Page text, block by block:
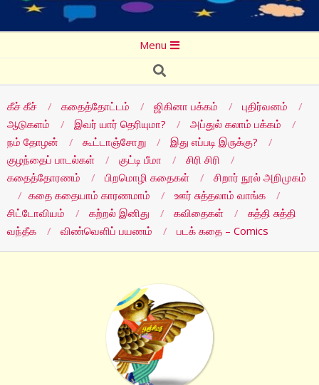
Menu
Search
கீச் கீச் கதைத்தோட்டம் ஜிகினா பக்கம்
புதிர்வனம்
ஆடுகளம்
இவர் யார் தெரியுமா?
அப்துல் கலாம் பக்கம்
நம் தோழன்
கூட்டாஞ்சோறு
இது எப்படி இருக்கு?
குழந்தைப் பாடல்கள்
குட்டி பீமா
சிரி சிரி
கதைத்தோரணம்
பிறமொழி கதைகள்
சிறார் நூல் அறிமுகம்
கதை கதையாம் காரணமாம்
ஊர் சுத்தலாம் வாங்க
சிட்டோவியம்
கற்றல் இனிது கவிதைகள்
சுத்தி சுத்தி
வந்தீக
விண்வெளிப் பயணம் படக் கதை – Comics